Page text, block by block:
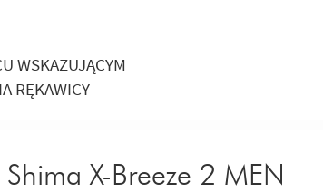
WSKAZUJĄCYM
RĘKAWICY
X-Breeze 2 MEN